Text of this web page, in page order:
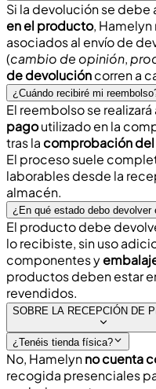
Si la devolución se debe
en el producto,
asociados al envíode
(cambio de opinión,
de devolucióncorren a
¿Cuándo recibiré mi
El reembolso se realizará
pagoutilizado en la
tras lacomprobación
El proceso suele
laborablesdesde la
almacén.
¿En qué estado debo devolver
El producto debe
lo recibiste, sin uso
componentes y
productos deben estar
revendidos.
SOBRE LA RECEPCIÓN DE
¿Tenéis tienda física?
No, Hamelynno cuenta
recogida presenciales